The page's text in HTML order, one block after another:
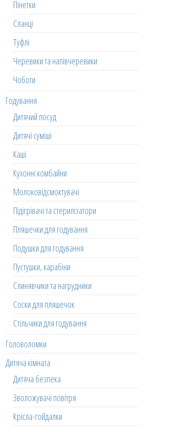
Пінетки
Сланці
Туфлі
Черевики та напівчеревики
Чоботи
Годування
Дитячий посуд
Дитячі суміші
Каші
Кухонні комбайни
Молоковідсмоктувачі
Підігрівачі та стерилізатори
Пляшечки для годування
Подушки для годування
Пустушки, карабіни
Слинявчики та нагрудники
Соски для пляшечок
Стільчики для годування
Головоломки
Дитяча кімната
Дитяча безпека
Зволожувачі повітря
Крісла-гойдалки